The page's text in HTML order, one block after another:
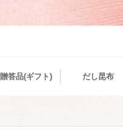
答品(ギフト) だし昆布